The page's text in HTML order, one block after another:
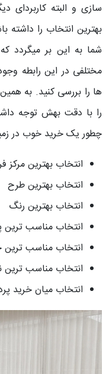
سازی و البته کاربردای
بهترین انتخاب را
شما به این بر میگردد
مختلفی در این رابطه
ها را بررسی کنید. به
را با دقت بهش توجه
چطور یک خرید خوب در
انتخاب بهترین
انتخاب بهترین طرح
انتخاب بهترین رنگ
انتخاب مناسب ترین
انتخاب مناسب
انتخاب مناسب ترین
انتخاب میان خرید